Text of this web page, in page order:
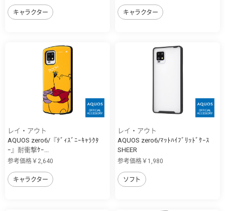
キャラクター キャラクター
レイ・アウト
AQUOS zero6/『ﾃﾞｨｽﾞﾆｰｷｬﾗｸﾀ
ｰ』耐衝撃ｹｰ...
参考価格￥2,640
キャラクター
レイ・アウト
AQUOS zero6/ﾏｯﾄﾊｲﾌﾞﾘｯﾄﾞｹｰｽ
SHEER
参考価格￥1,980
ソフト